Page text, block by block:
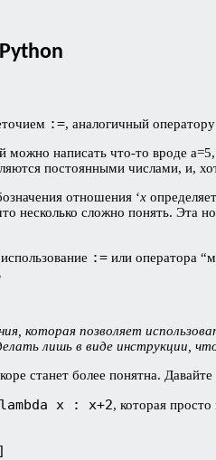
:=, аналогичный
написать что-то вроде
постоянными числами, и,
отношения ‘x
несколько сложно понять. Эта
:= или оператора
которая позволяет
лишь в виде инструкции,
станет более понятна.
x : x+2, которая